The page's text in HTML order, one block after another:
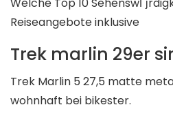
Reiseangebote inklusive
Trek marlin 29er
Trek Marlin 5 27,5 matte
wohnhaft bei bikester.